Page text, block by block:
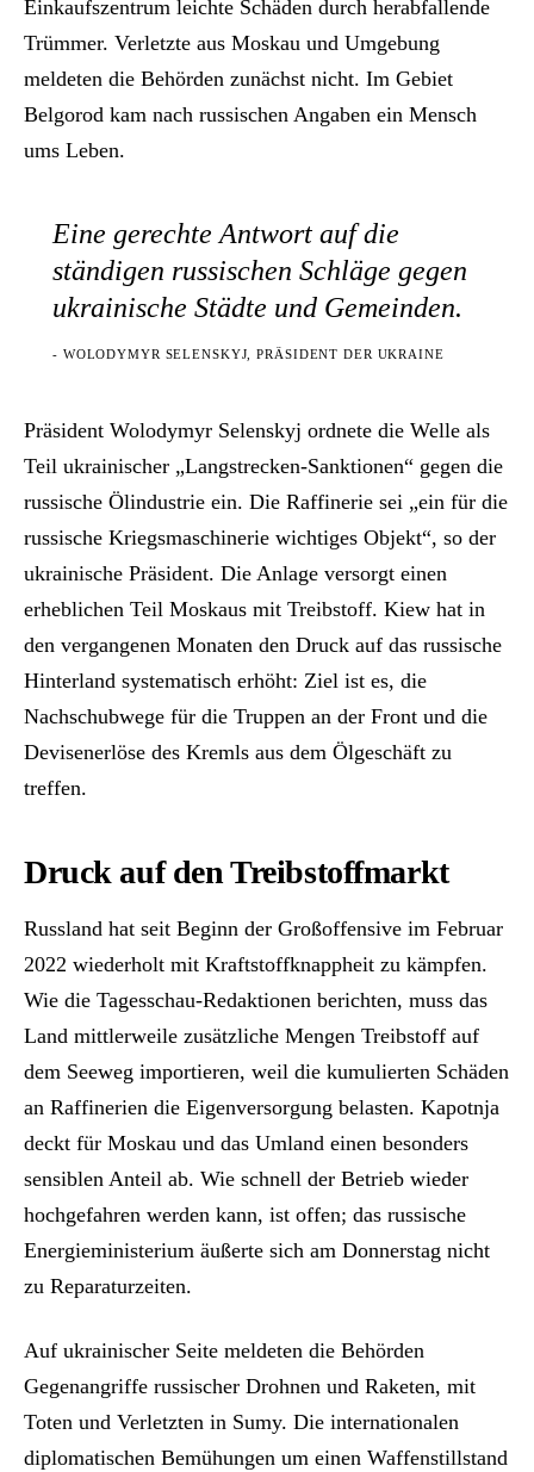
Einkaufszentrum leichte Schäden durch herabfallende
Trümmer. Verletzte aus Moskau und Umgebung
meldeten die Behörden zunächst nicht. Im Gebiet
Belgorod kam nach russischen Angaben ein Mensch
ums Leben.
Eine gerechte Antwort auf die
ständigen russischen Schläge gegen
ukrainische Städte und Gemeinden.
- WOLODYMYR SELENSKYJ, PRÄSIDENT DER UKRAINE
Präsident Wolodymyr Selenskyj ordnete die Welle als
Teil ukrainischer „Langstrecken-Sanktionen“ gegen die
russische Ölindustrie ein. Die Raffinerie sei „ein für die
russische Kriegsmaschinerie wichtiges Objekt“, so der
ukrainische Präsident. Die Anlage versorgt einen
erheblichen Teil Moskaus mit Treibstoff. Kiew hat in
den vergangenen Monaten den Druck auf das russische
Hinterland systematisch erhöht: Ziel ist es, die
Nachschubwege für die Truppen an der Front und die
Devisenerlöse des Kremls aus dem Ölgeschäft zu
treffen.
Druck auf den Treibstoffmarkt
Russland hat seit Beginn der Großoffensive im Februar
2022 wiederholt mit Kraftstoffknappheit zu kämpfen.
Wie die Tagesschau-Redaktionen berichten, muss das
Land mittlerweile zusätzliche Mengen Treibstoff auf
dem Seeweg importieren, weil die kumulierten Schäden
an Raffinerien die Eigenversorgung belasten. Kapotnja
deckt für Moskau und das Umland einen besonders
sensiblen Anteil ab. Wie schnell der Betrieb wieder
hochgefahren werden kann, ist offen; das russische
Energieministerium äußerte sich am Donnerstag nicht
zu Reparaturzeiten.
Auf ukrainischer Seite meldeten die Behörden
Gegenangriffe russischer Drohnen und Raketen, mit
Toten und Verletzten in Sumy. Die internationalen
diplomatischen Bemühungen um einen Waffenstillstand